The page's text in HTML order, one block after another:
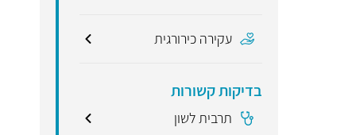
עקירה כירורגית
בדיקות קשורות
תרבית לשון